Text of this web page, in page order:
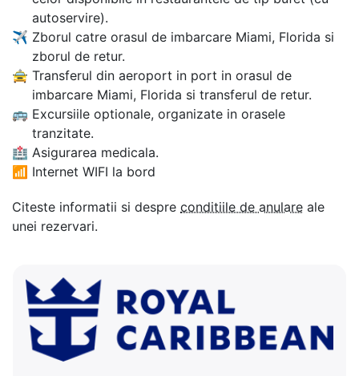
autoservire).
✈ Zborul catre orasul de imbarcare Miami, Florida si
zborul de retur.
🚖 Transferul din aeroport in port in orasul de
imbarcare Miami, Florida si transferul de retur.
🚌 Excursiile optionale, organizate in orasele
tranzitate.
🏥 Asigurarea medicala.
📶 Internet WIFI la bord
Citeste informatii si despre conditiile de anulare ale
unei rezervari.